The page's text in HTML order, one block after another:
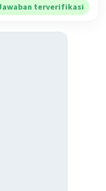
terverifikasi